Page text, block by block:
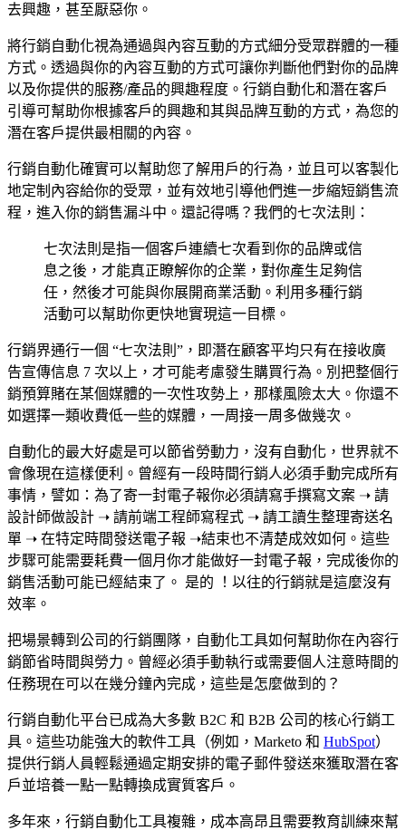
去興趣，甚至厭惡你。
將行銷自動化視為通過與內容互動的方式細分受眾群體的一種
方式。透過與你的內容互動的方式可讓你判斷他們對你的品牌
以及你提供的服務/產品的興趣程度。行銷自動化和潛在客戶
引導可幫助你根據客戶的興趣和其與品牌互動的方式，為您的
潛在客戶提供最相關的內容。
行銷自動化確實可以幫助您了解用戶的行為，並且可以客製化
地定制內容給你的受眾，並有效地引導他們進一步縮短銷售流
程，進入你的銷售漏斗中。還記得嗎？我們的七次法則：
七次法則是指一個客戶連續七次看到你的品牌或信
息之後，才能真正瞭解你的企業，對你產生足夠信
任，然後才可能與你展開商業活動。利用多種行銷
活動可以幫助你更快地實現這一目標。
行銷界通行一個 “七次法則”，即潛在顧客平均只有在接收廣
告宣傳信息 7 次以上，才可能考慮發生購買行為。別把整個行
銷預算賭在某個媒體的一次性攻勢上，那樣風險太大。你還不
如選擇一類收費低一些的媒體，一周接一周多做幾次。
自動化的最大好處是可以節省勞動力，沒有自動化，世界就不
會像現在這樣便利。曾經有一段時間行銷人必須手動完成所有
事情，譬如：為了寄一封電子報你必須請寫手撰寫文案 ➝ 請
設計師做設計 ➝ 請前端工程師寫程式 ➝ 請工讀生整理寄送名
單 ➝ 在特定時間發送電子報 ➝結束也不清楚成效如何。這些
步驟可能需要耗費一個月你才能做好一封電子報，完成後你的
銷售活動可能已經結束了。 是的 ！以往的行銷就是這麼沒有
效率。
把場景轉到公司的行銷團隊，自動化工具如何幫助你在內容行
銷節省時間與勞力。曾經必須手動執行或需要個人注意時間的
任務現在可以在幾分鐘內完成，這些是怎麼做到的？
行銷自動化平台已成為大多數 B2C 和 B2B 公司的核心行銷工
具。這些功能強大的軟件工具（例如，Marketo 和 HubSpot）
提供行銷人員輕鬆通過定期安排的電子郵件發送來獲取潛在客
戶並培養一點一點轉換成實質客戶。
多年來，行銷自動化工具複雜，成本高昂且需要教育訓練來幫